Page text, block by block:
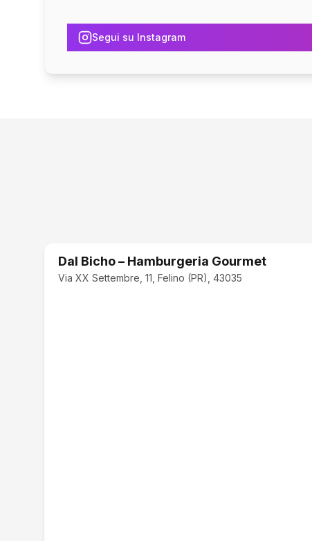
Segui su Instagram
Dal Bicho – Hamburgeria Gourmet
Via XX Settembre, 11, Felino (PR), 43035